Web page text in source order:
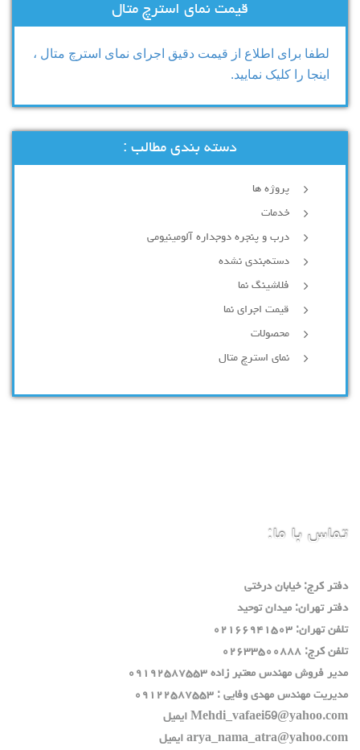
قیمت نمای استرچ متال
لطفا برای اطلاع از قیمت دقیق اجرای نمای استرچ متال ،
اینجا را کلیک نمایید.
دسته بندی مطالب :
پروژه ها
خدمات
درب و پنجره دوجداره آلومینیومی
دسته‌بندی نشده
فلاشینگ نما
قیمت اجرای نما
محصولات
نمای استرچ متال
تماس با ما:
دفتر كرج: خيابان درختي
دفتر تهران: ميدان توحيد
تلفن تهران: ٠٢١٦٦٩٤١٥٠٣
تلفن كرج: ٠٢٦٣٣٥٠٠٨٨٨
مدير فروش مهندس معتبر زاده ٠٩١٩٢٥٨٧٥٥٣
مديريت مهندس مهدي وفايي : ٠٩١٢٢٥٨٧٥٥٣
Mehdi_vafaei59@yahoo.com ايميل
arya_nama_atra@yahoo.com ايميل